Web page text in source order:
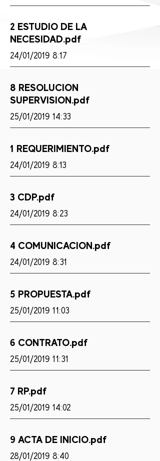
2 ESTUDIO DE LA
NECESIDAD.pdf
24/01/2019 8:17
8 RESOLUCION
SUPERVISION.pdf
25/01/2019 14:33
1 REQUERIMIENTO.pdf
24/01/2019 8:13
3 CDP.pdf
24/01/2019 8:23
4 COMUNICACION.pdf
24/01/2019 8:31
5 PROPUESTA.pdf
25/01/2019 11:03
6 CONTRATO.pdf
25/01/2019 11:31
7 RP.pdf
25/01/2019 14:02
9 ACTA DE INICIO.pdf
28/01/2019 8:40